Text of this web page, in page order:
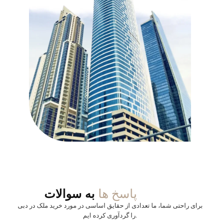
پاسخ ها به سوالات
برای راحتی شما، ما تعدادی از حقایق اساسی در مورد خرید ملک در دبی
را گردآوری کرده ایم.